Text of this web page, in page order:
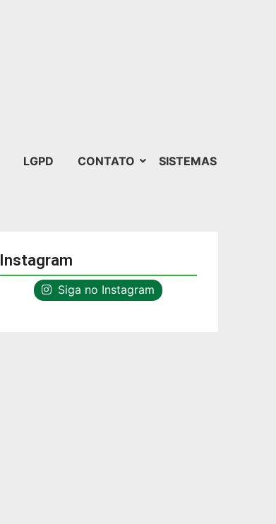
LGPD CONTATO SISTEMAS
Instagram
Siga no Instagram